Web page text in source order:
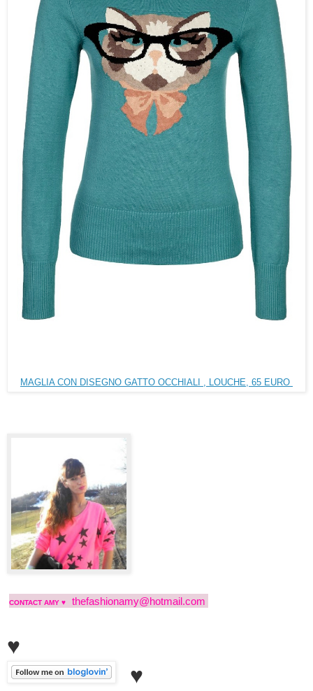
MAGLIA CON DISEGNO GATTO OCCHIALI , LOUCHE, 65 EURO
CONTACT AMY ♥ thefashionamy@hotmail.com
♥
♥